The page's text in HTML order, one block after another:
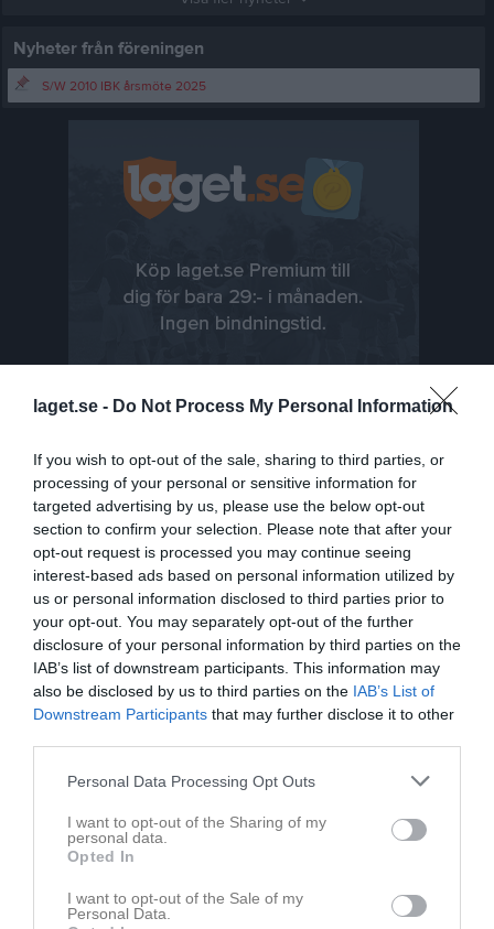
laget.se - Do Not Process My Personal Information
If you wish to opt-out of the sale, sharing to third parties, or
processing of your personal or sensitive information for
targeted advertising by us, please use the below opt-out
section to confirm your selection. Please note that after your
opt-out request is processed you may continue seeing
interest-based ads based on personal information utilized by
us or personal information disclosed to third parties prior to
your opt-out. You may separately opt-out of the further
disclosure of your personal information by third parties on the
IAB’s list of downstream participants. This information may
also be disclosed by us to third parties on the IAB’s List of
Downstream Participants that may further disclose it to other
Personal Data Processing Opt Outs
I want to opt-out of the Sharing of my
personal data.
Opted In
I want to opt-out of the Sale of my
Personal Data.
Nyheter från föreningen
S/W 2010 IBK årsmöte 2025
Senast uppladdade video
Ingen video uppladdad
Logga in och ladda upp ert första klipp